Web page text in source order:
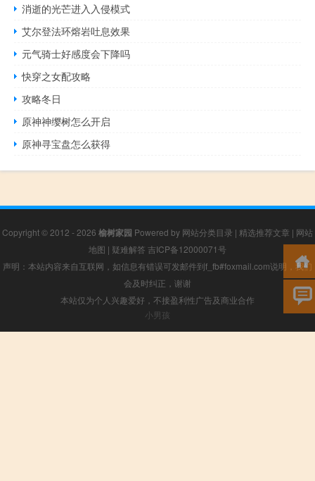
消逝的光芒进入入侵模式
艾尔登法环熔岩吐息效果
元气骑士好感度会下降吗
快穿之女配攻略
攻略冬日
原神神缨树怎么开启
原神寻宝盘怎么获得
Copyright © 2012 - 2026 榆树家园 Powered by 网站分类目录 | 精选推荐文章 | 网站
地图 | 疑难解答 吉ICP备12000071号
声明：本站内容来自互联网，如信息有错误可发邮件到f_fb#foxmail.com说明，我们
会及时纠正，谢谢
本站仅为个人兴趣爱好，不接盈利性广告及商业合作
小男孩